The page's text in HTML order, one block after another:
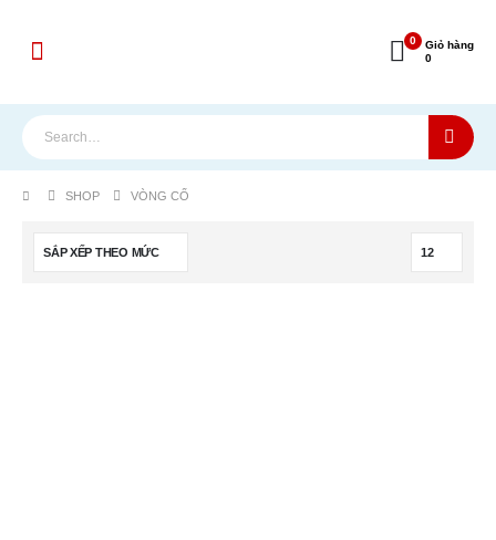
0
Giỏ hàng
0
SHOP VÒNG CỔ